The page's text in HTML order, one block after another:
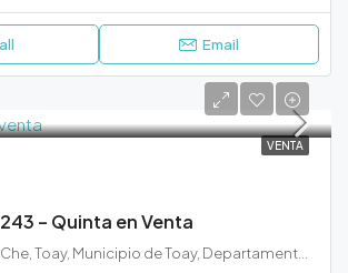
Email
VENTA
– Quinta en Venta